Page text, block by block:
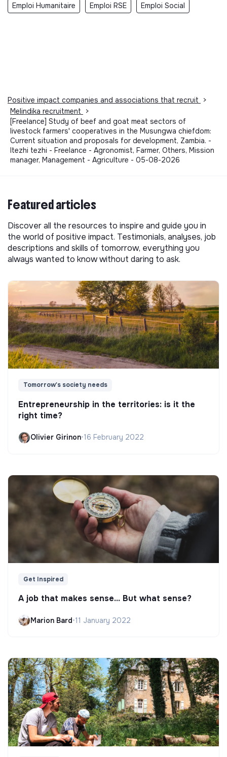
Emploi Humanitaire Emploi RSE Emploi Social
Positive impact companies and associations that recruit
>
Melindika recruitment
>
[Freelance] Study of beef and goat meat sectors of
livestock farmers' cooperatives in the Musungwa chiefdom:
Current situation and proposals for development, Zambia. -
Itezhi tezhi - Freelance - Agronomist, Farmer, Others, Mission
manager, Management - Agriculture - 05-08-2026
Featured articles
Discover all the resources to inspire and guide you in
the world of positive impact. Testimonials, analyses, job
descriptions and skills of tomorrow, everything you
always wanted to know without daring to ask.
Tomorrow's society needs
Entrepreneurship in the territories: is it the
right time?
Olivier Girinon•16 February 2022
Get Inspired
A job that makes sense... But what sense?
Marion Bard•11 January 2022